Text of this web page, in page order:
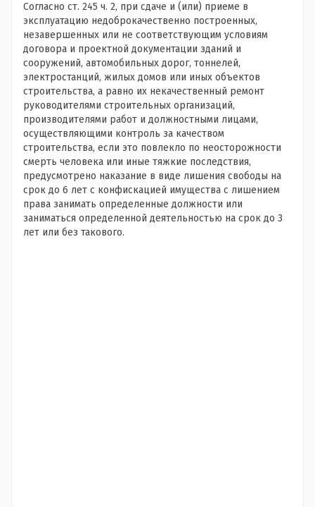
Согласно ст. 245 ч. 2, при сдаче и (или) приеме в
эксплуатацию недоброкачественно построенных,
незавершенных или не соответствующим условиям
договора и проектной документации зданий и
сооружений, автомобильных дорог, тоннелей,
электростанций, жилых домов или иных объектов
строительства, а равно их некачественный ремонт
руководителями строительных организаций,
производителями работ и должностными лицами,
осуществляющими контроль за качеством
строительства, если это повлекло по неосторожности
смерть человека или иные тяжкие последствия,
предусмотрено наказание в виде лишения свободы на
срок до 6 лет с конфискацией имущества с лишением
права занимать определенные должности или
заниматься определенной деятельностью на срок до 3
лет или без такового.